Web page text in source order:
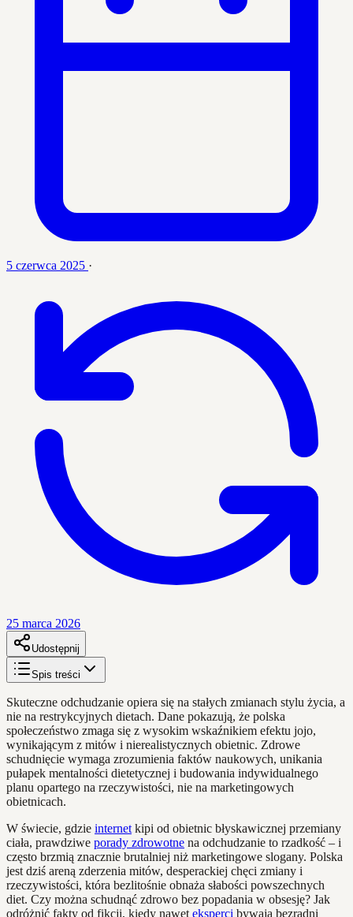
5 czerwca 2025 ·
25 marca 2026
Udostępnij
Spis treści
Skuteczne odchudzanie opiera się na stałych zmianach stylu życia, a
nie na restrykcyjnych dietach. Dane pokazują, że polska
społeczeństwo zmaga się z wysokim wskaźnikiem efektu jojo,
wynikającym z mitów i nierealistycznych obietnic. Zdrowe
schudnięcie wymaga zrozumienia faktów naukowych, unikania
pułapek mentalności dietetycznej i budowania indywidualnego
planu opartego na rzeczywistości, nie na marketingowych
obietnicach.
W świecie, gdzie internet kipi od obietnic błyskawicznej przemiany
ciała, prawdziwe porady zdrowotne na odchudzanie to rzadkość – i
często brzmią znacznie brutalniej niż marketingowe slogany. Polska
jest dziś areną zderzenia mitów, desperackiej chęci zmiany i
rzeczywistości, która bezlitośnie obnaża słabości powszechnych
diet. Czy można schudnąć zdrowo bez popadania w obsesję? Jak
odróżnić fakty od fikcji, kiedy nawet eksperci bywają bezradni